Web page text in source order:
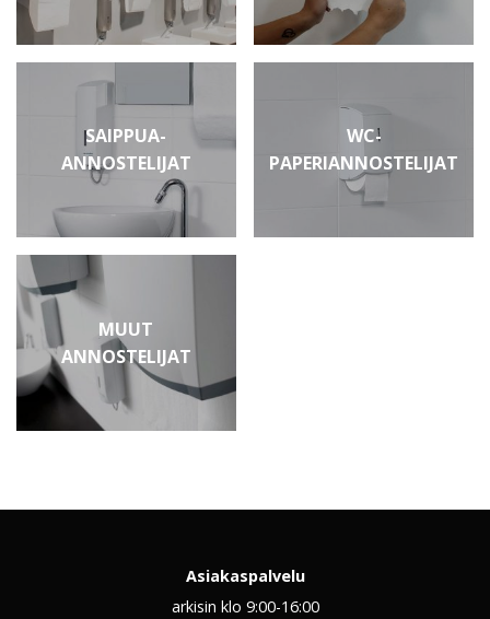
SAIPPUA-
ANNOSTELIJAT
WC-
PAPERIANNOSTELIJAT
MUUT
ANNOSTELIJAT
Asiakaspalvelu
arkisin klo 9:00-16:00